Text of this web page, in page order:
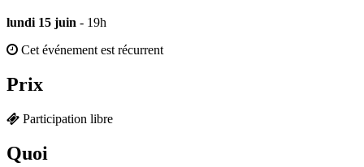
lundi 15 juin - 19h
Cet événement est récurrent
Prix
Participation libre
Quoi